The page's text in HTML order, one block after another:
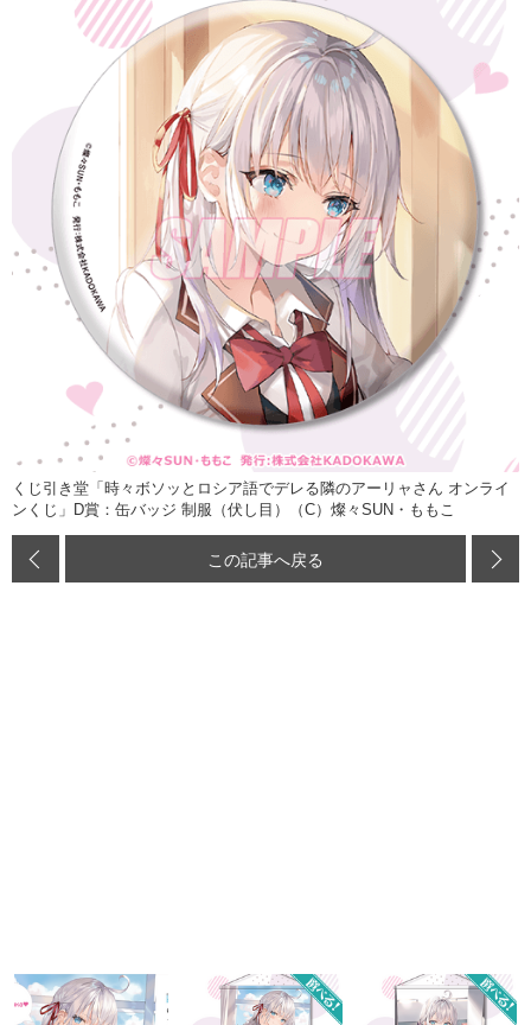
くじ引き堂「時々ボソッとロシア語でデレる隣のアーリャさん オンライ
ンくじ」D賞：缶バッジ 制服（伏し目）（C）燦々SUN・ももこ
この記事へ戻る